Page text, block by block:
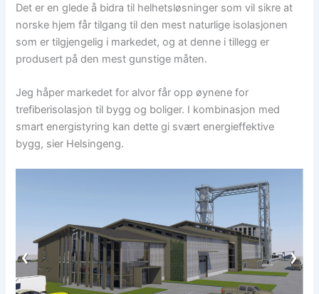
Det er en glede å bidra til helhetsløsninger som vil sikre at
norske hjem får tilgang til den mest naturlige isolasjonen
som er tilgjengelig i markedet, og at denne i tillegg er
produsert på den mest gunstige måten.
Jeg håper markedet for alvor får opp øynene for
trefiberisolasjon til bygg og boliger. I kombinasjon med
smart energistyring kan dette gi svært energieffektive
bygg, sier Helsingeng.